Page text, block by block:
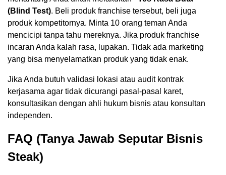
(Blind Test). Beli produk franchise tersebut, beli juga
produk kompetitornya. Minta 10 orang teman Anda
mencicipi tanpa tahu mereknya. Jika produk franchise
incaran Anda kalah rasa, lupakan. Tidak ada marketing
yang bisa menyelamatkan produk yang tidak enak.
Jika Anda butuh validasi lokasi atau audit kontrak
kerjasama agar tidak dicurangi pasal-pasal karet,
konsultasikan dengan ahli hukum bisnis atau konsultan
independen.
FAQ (Tanya Jawab Seputar Bisnis
Steak)